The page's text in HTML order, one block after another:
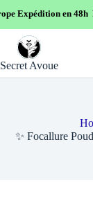
48h Pensé pour les
content
Secret Avoue
✨ Focallure